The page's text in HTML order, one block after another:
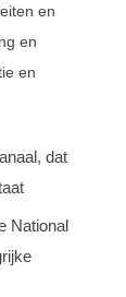
en
en
en
dat
National